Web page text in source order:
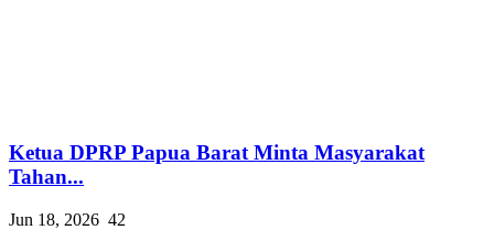
Ketua DPRP Papua Barat Minta Masyarakat
Tahan...
Jun 18, 2026 42